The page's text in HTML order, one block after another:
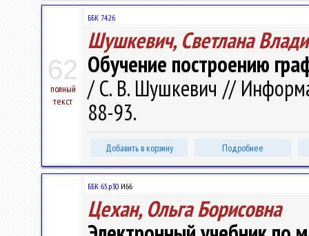
62
полный
текст
ББК 74.26
Шушкевич, Светлана
Обучение построению
/ С. В. Шушкевич //
88-93.
Добавить в корзину Подробнее
ББК 65.р30 И66
Цехан, Ольга Борисовна